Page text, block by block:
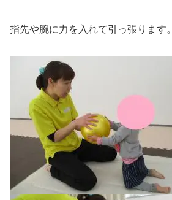
指先や腕に力を入れて引っ張ります。